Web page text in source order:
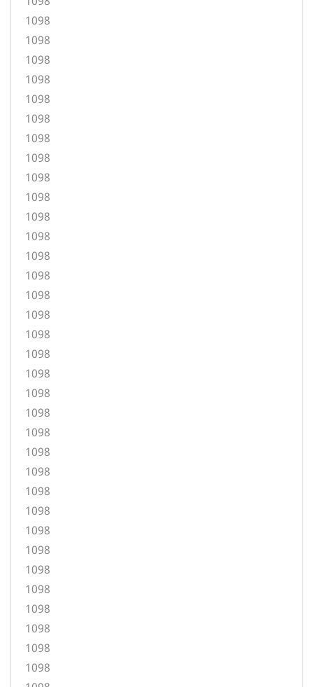
1098
1098
1098
1098
1098
1098
1098
1098
1098
1098
1098
1098
1098
1098
1098
1098
1098
1098
1098
1098
1098
1098
1098
1098
1098
1098
1098
1098
1098
1098
1098
1098
1098
1098